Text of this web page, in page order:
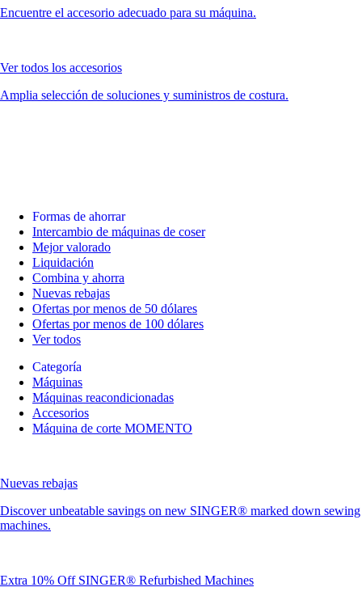
Encuentre el accesorio adecuado para su máquina.
Ver todos los accesorios
Amplia selección de soluciones y suministros de costura.
Formas de ahorrar
Intercambio de máquinas de coser
Mejor valorado
Liquidación
Combina y ahorra
Nuevas rebajas
Ofertas por menos de 50 dólares
Ofertas por menos de 100 dólares
Ver todos
Categoría
Máquinas
Máquinas reacondicionadas
Accesorios
Máquina de corte MOMENTO
Nuevas rebajas
Discover unbeatable savings on new SINGER® marked down sewing
machines.
Extra 10% Off SINGER® Refurbished Machines